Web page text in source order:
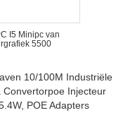
I5 Minipc van
5500